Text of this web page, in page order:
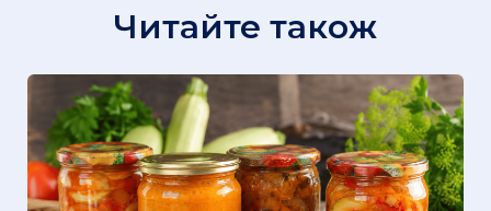
Читайте також